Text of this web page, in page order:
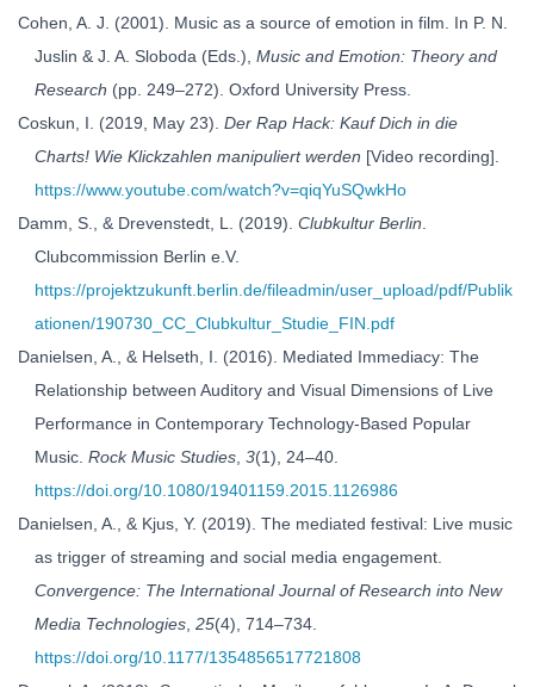
Cohen, A. J. (2001). Music as a source of emotion in film. In P. N.
Juslin & J. A. Sloboda (Eds.), Music and Emotion: Theory and
Research (pp. 249–272). Oxford University Press.
Coskun, I. (2019, May 23). Der Rap Hack: Kauf Dich in die
Charts! Wie Klickzahlen manipuliert werden [Video recording].
https://www.youtube.com/watch?v=qiqYuSQwkHo
Damm, S., & Drevenstedt, L. (2019). Clubkultur Berlin
Clubcommission Berlin e.V.
https://projektzukunft.berlin.de/fileadmin/user_upload/pdf/Publik
ationen/190730_CC_Clubkultur_Studie_FIN.pdf
Danielsen, A., & Helseth, I. (2016). Mediated Immediacy: The
Relationship between Auditory and Visual Dimensions of Live
Performance in Contemporary Technology-Based Popular
Music. Rock Music Studies 3(1), 24–40.
https://doi.org/10.1080/19401159.2015.1126986
Danielsen, A., & Kjus, Y. (2019). The mediated festival: Live music
as trigger of streaming and social media engagement.
Convergence: The International Journal of Research into New
Media Technologies 25(4), 714–734.
https://doi.org/10.1177/1354856517721808